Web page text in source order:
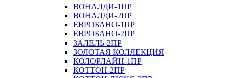
ВОНАЛДИ-1ПР
ВОНАЛДИ-2ПР
ЕВРОБАНО-1ПР
ЕВРОБАНО-2ПР
ЗАЛЕЛЬ-2ПР
ЗОЛОТАЯ КОЛЛЕКЦИЯ
КОЛОРЛАЙН-1ПР
КОТТОН-2ПР